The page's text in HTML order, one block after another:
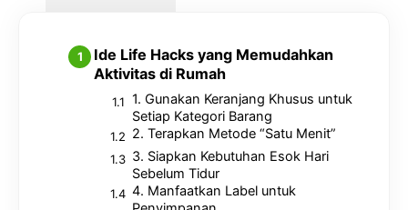
Ide Life Hacks yang Memudahkan
Aktivitas di Rumah
1. Gunakan Keranjang Khusus untuk
Setiap Kategori Barang
2. Terapkan Metode “Satu Menit”
3. Siapkan Kebutuhan Esok Hari
Sebelum Tidur
4. Manfaatkan Label untuk